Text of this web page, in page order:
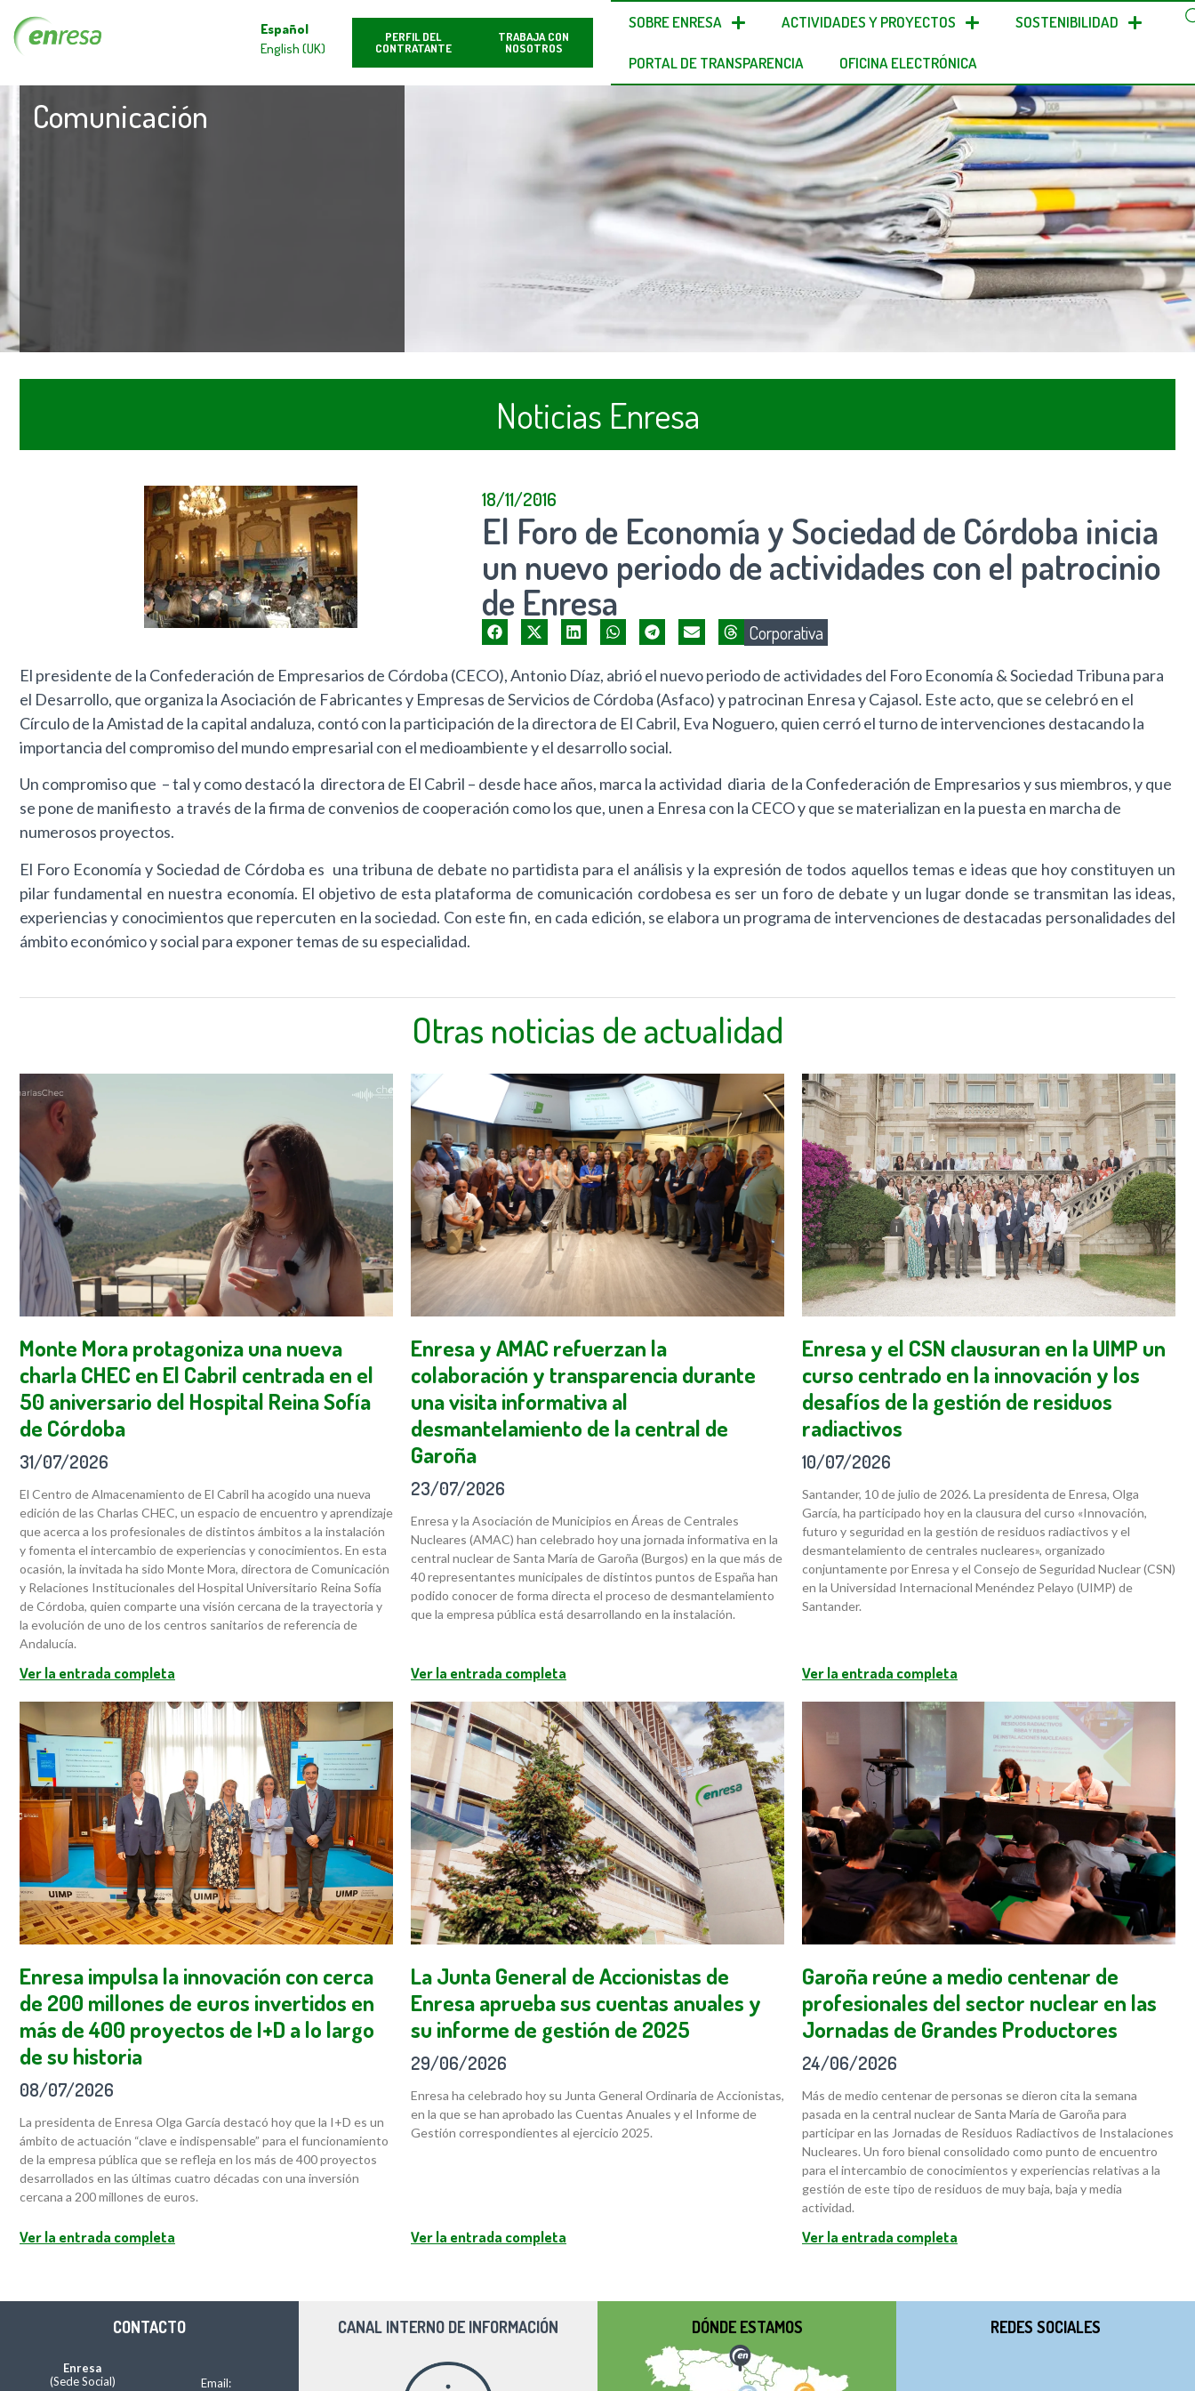
Español
English (UK)
PERFIL DEL
CONTRATANTE
TRABAJA CON
NOSOTROS
SOBRE ENRESA ACTIVIDADES Y PROYECTOS SOSTENIBILIDAD
PORTAL DE TRANSPARENCIA OFICINA ELECTRÓNICA
Comunicación
Noticias Enresa
18/11/2016
El Foro de Economía y Sociedad de Córdoba inicia
un nuevo periodo de actividades con el patrocinio
de Enresa
Corporativa
El presidente de la Confederación de Empresarios de Córdoba (CECO), Antonio Díaz, abrió el nuevo periodo de actividades del Foro Economía & Sociedad Tribuna para
el Desarrollo, que organiza la Asociación de Fabricantes y Empresas de Servicios de Córdoba (Asfaco) y patrocinan Enresa y Cajasol. Este acto, que se celebró en el
Círculo de la Amistad de la capital andaluza, contó con la participación de la directora de El Cabril, Eva Noguero, quien cerró el turno de intervenciones destacando la
importancia del compromiso del mundo empresarial con el medioambiente y el desarrollo social.
Un compromiso que – tal y como destacó la directora de El Cabril – desde hace años, marca la actividad diaria de la Confederación de Empresarios y sus miembros, y que
se pone de manifiesto a través de la firma de convenios de cooperación como los que, unen a Enresa con la CECO y que se materializan en la puesta en marcha de
numerosos proyectos.
El Foro Economía y Sociedad de Córdoba es una tribuna de debate no partidista para el análisis y la expresión de todos aquellos temas e ideas que hoy constituyen un
pilar fundamental en nuestra economía. El objetivo de esta plataforma de comunicación cordobesa es ser un foro de debate y un lugar donde se transmitan las ideas,
experiencias y conocimientos que repercuten en la sociedad. Con este fin, en cada edición, se elabora un programa de intervenciones de destacadas personalidades del
ámbito económico y social para exponer temas de su especialidad.
Otras noticias de actualidad
Monte Mora protagoniza una nueva
charla CHEC en El Cabril centrada en el
50 aniversario del Hospital Reina Sofía
de Córdoba
31/07/2026
El Centro de Almacenamiento de El Cabril ha acogido una nueva
edición de las Charlas CHEC, un espacio de encuentro y aprendizaje
que acerca a los profesionales de distintos ámbitos a la instalación
y fomenta el intercambio de experiencias y conocimientos. En esta
ocasión, la invitada ha sido Monte Mora, directora de Comunicación
y Relaciones Institucionales del Hospital Universitario Reina Sofía
de Córdoba, quien comparte una visión cercana de la trayectoria y
la evolución de uno de los centros sanitarios de referencia de
Andalucía.
Ver la entrada completa
Enresa y AMAC refuerzan la
colaboración y transparencia durante
una visita informativa al
desmantelamiento de la central de
Garoña
23/07/2026
Enresa y la Asociación de Municipios en Áreas de Centrales
Nucleares (AMAC) han celebrado hoy una jornada informativa en la
central nuclear de Santa María de Garoña (Burgos) en la que más de
40 representantes municipales de distintos puntos de España han
podido conocer de forma directa el proceso de desmantelamiento
que la empresa pública está desarrollando en la instalación.
Ver la entrada completa
Enresa y el CSN clausuran en la UIMP un
curso centrado en la innovación y los
desafíos de la gestión de residuos
radiactivos
10/07/2026
Santander, 10 de julio de 2026. La presidenta de Enresa, Olga
García, ha participado hoy en la clausura del curso «Innovación,
futuro y seguridad en la gestión de residuos radiactivos y el
desmantelamiento de centrales nucleares», organizado
conjuntamente por Enresa y el Consejo de Seguridad Nuclear (CSN)
en la Universidad Internacional Menéndez Pelayo (UIMP) de
Santander.
Ver la entrada completa
Enresa impulsa la innovación con cerca
de 200 millones de euros invertidos en
más de 400 proyectos de I+D a lo largo
de su historia
08/07/2026
La presidenta de Enresa Olga García destacó hoy que la I+D es un
ámbito de actuación “clave e indispensable” para el funcionamiento
de la empresa pública que se refleja en los más de 400 proyectos
desarrollados en las últimas cuatro décadas con una inversión
cercana a 200 millones de euros.
Ver la entrada completa
La Junta General de Accionistas de
Enresa aprueba sus cuentas anuales y
su informe de gestión de 2025
29/06/2026
Enresa ha celebrado hoy su Junta General Ordinaria de Accionistas,
en la que se han aprobado las Cuentas Anuales y el Informe de
Gestión correspondientes al ejercicio 2025.
Ver la entrada completa
Garoña reúne a medio centenar de
profesionales del sector nuclear en las
Jornadas de Grandes Productores
24/06/2026
Más de medio centenar de personas se dieron cita la semana
pasada en la central nuclear de Santa María de Garoña para
participar en las Jornadas de Residuos Radiactivos de Instalaciones
Nucleares. Un foro bienal consolidado como punto de encuentro
para el intercambio de conocimientos y experiencias relativas a la
gestión de este tipo de residuos de muy baja, baja y media
actividad.
Ver la entrada completa
CONTACTO
Enresa
(Sede Social)
Email:
CANAL INTERNO DE INFORMACIÓN DÓNDE ESTAMOS REDES SOCIALES